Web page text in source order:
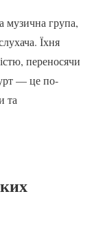
музична група,
Їхня
переносячи
— це по-
та